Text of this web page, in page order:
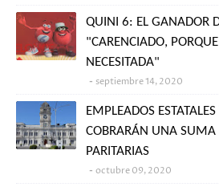
QUINI 6: EL GANADOR
"CARENCIADO,
NECESITADA"
septiembre 14, 2020
EMPLEADOS
COBRARÁN UNA SUMA
PARITARIAS
octubre 09, 2020